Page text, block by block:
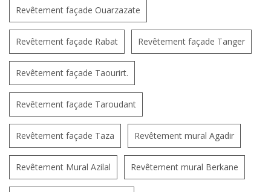
Revêtement façade Ouarzazate
Revêtement façade Rabat Revêtement façade Tanger
Revêtement façade Taourirt.
Revêtement façade Taroudant
Revêtement façade Taza Revêtement mural Agadir
Revêtement Mural Azilal Revêtement mural Berkane